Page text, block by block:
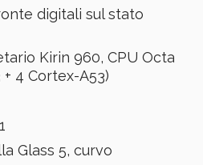
digitali sul stato
Kirin 960, CPU Octa
4 Cortex-A53)
Glass 5, curvo